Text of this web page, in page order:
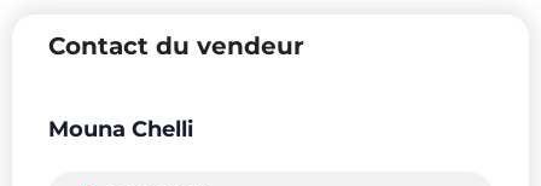
Contact du vendeur
Mouna Chelli